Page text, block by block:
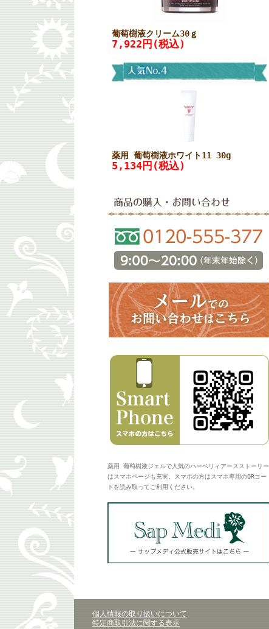
葡萄樹液クリーム30ｇ
7,922円(税込)
薬用 葡萄樹液ホワイト11 30g
5,134円(税込)
薬用 葡萄樹液ジェルで人気のハーベリィアースストーリー
はスマホページも充実。スマホの方はスマホ専用のQRコー
ドを読み取ってご利用ください。
個人情報の取り扱いについて
特定商取引法に関する表示